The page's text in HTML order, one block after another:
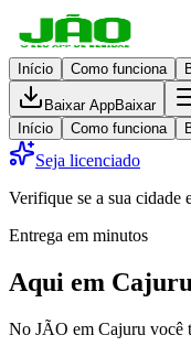
Início Como funciona
Baixar AppBaixar
Início
Como funciona
Seja licenciado
Verifique se a sua cidade
Entrega em minutos
Aqui em Cajuru
No JÃO em Cajuru você